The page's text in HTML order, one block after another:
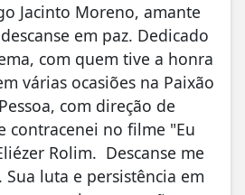
Jacinto Moreno, amante
em paz. Dedicado
com quem tive a honra
várias ocasiões na Paixão
com direção de
contracenei no filme "Eu
Rolim. Descanse me
luta e persistência em